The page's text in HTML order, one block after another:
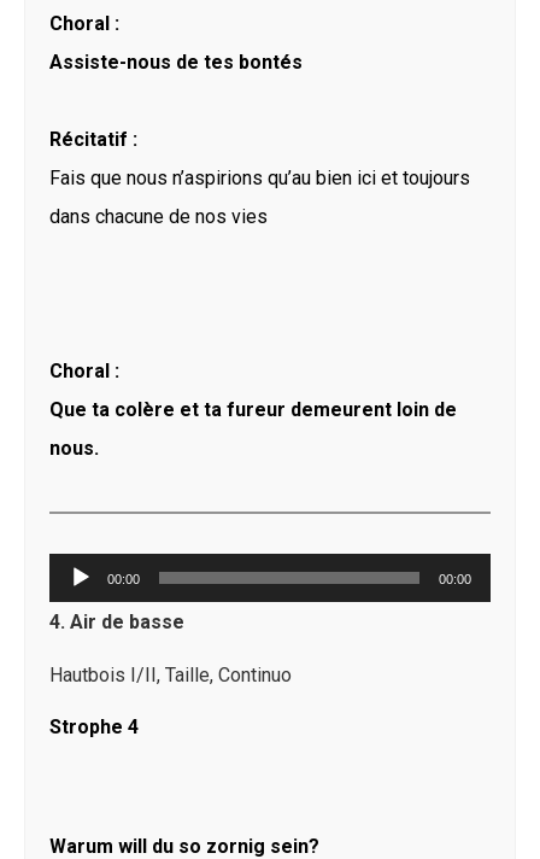
Choral :
Assiste-nous de tes bontés
Récitatif :
Fais que nous n’aspirions qu’au bien ici et toujours
dans chacune de nos vies
Choral :
Que ta colère et ta fureur demeurent loin de
nous.
Lecteur
audio
00:00 00:00
4. Air de basse
Hautbois I/II, Taille, Continuo
Strophe 4
Warum will du so zornig sein?